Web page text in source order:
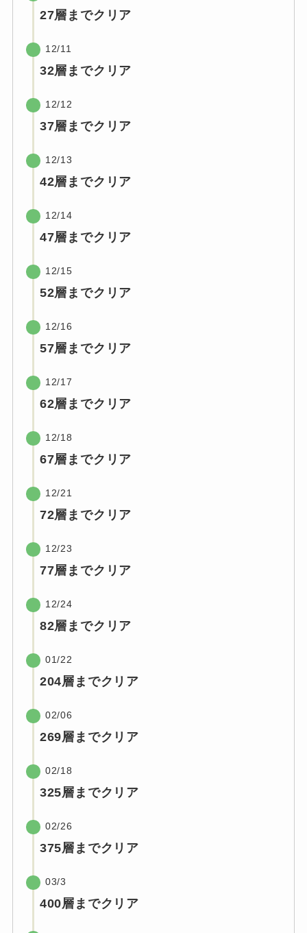
27層までクリア
12/11
32層までクリア
12/12
37層までクリア
12/13
42層までクリア
12/14
47層までクリア
12/15
52層までクリア
12/16
57層までクリア
12/17
62層までクリア
12/18
67層までクリア
12/21
72層までクリア
12/23
77層までクリア
12/24
82層までクリア
01/22
204層までクリア
02/06
269層までクリア
02/18
325層までクリア
02/26
375層までクリア
03/3
400層までクリア